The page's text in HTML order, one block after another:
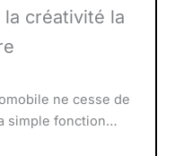
créativité la
ne cesse de
simple fonction…